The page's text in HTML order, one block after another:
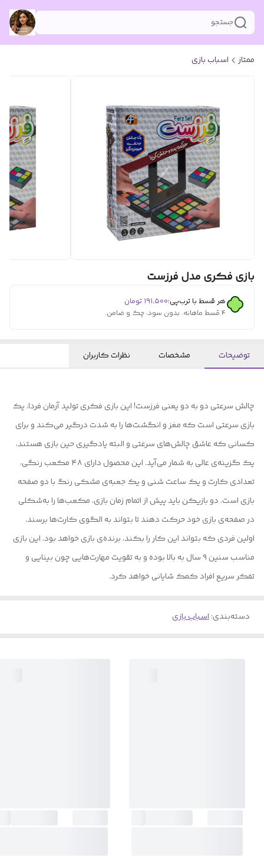
جستجو
ممتاز اسباب بازی
بازی فکری مدل فرزست
هر قسط با ترب‌پی:۱۹۱٬۵۰۰ تومان
۴ قسط ماهانه. بدون سود، چک و ضامن.
توضیحات مشخصات نظرات کاربران
چالش سرعتی دو به دو یعنی فرزست! این بازی فکری تولید آرمان فردا، یک
بازی سرعتی است که مغز و انگشت‌ها را به شدت درگیر می‌کند و برای
کسانی که عاشق چالش‌های سرعتی و البته یادگیری حین بازی هستند،
یک گزینه‌ی عالی به شمار می‌آید. این محصول دارای ۴۸ مکعب رنگی،
تعدادی کارت و یک ساعت شنی و یک جعبه‌ی مشکی رنگ با دو صفحه
بازی است. دو بازیکن باید پیش از اتمام زمان بازی، مکعب‌ها را به‌شکلی
در صفحه‌ی بازی خود حرکت دهند تا بتواند به الگوی کارت‌ها برسند.
اولین فردی که بتواند این کار را بکند، برنده‌ی بازی خواهد بود. این بازی
مناسب سنین ۹ سال به بالا بوده و به تقویت مهارت‌هایی چون بینایی و
تفکر سریع افراد کمک شایانی خواهد کرد.
دسته‌بندی:اسباب بازی